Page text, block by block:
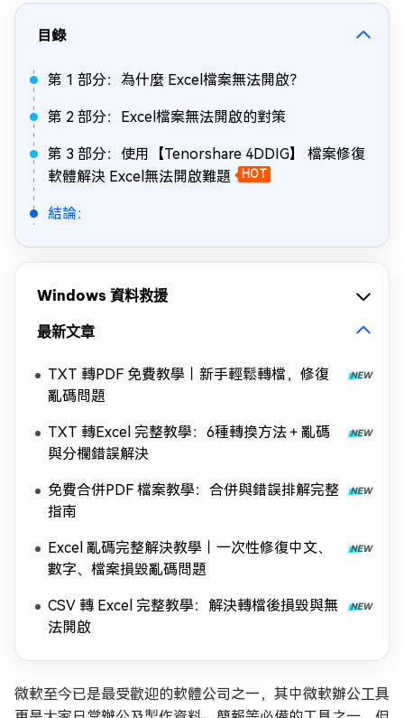
目錄
第 1 部分：為什麼 Excel檔案無法開啟？
第 2 部分：Excel檔案無法開啟的對策
第 3 部分：使用【Tenorshare 4DDIG】 檔案修復
軟體解決 Excel無法開啟難題
HOT
結論：
Windows 資料救援
最新文章
TXT 轉PDF 免費教學｜新手輕鬆轉檔，修復
亂碼問題
TXT 轉Excel 完整教學：6種轉換方法＋亂碼
與分欄錯誤解決
免費合併PDF 檔案教學：合併與錯誤排解完整
指南
Excel 亂碼完整解決教學｜一次性修復中文、
數字、檔案損毀亂碼問題
CSV 轉 Excel 完整教學：解決轉檔後損毀與無
法開啟
微軟至今已是最受歡迎的軟體公司之一，其中微軟辦公工具